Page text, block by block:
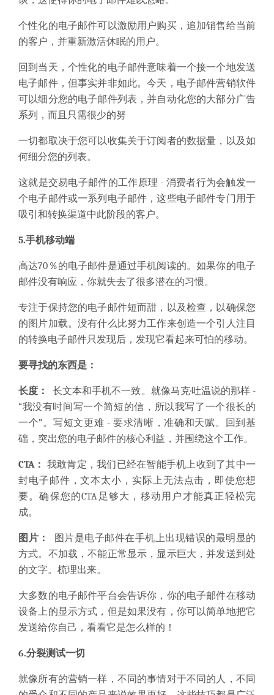
个性化的电子邮件可以激励用户购买，追加销售给当前
的客户，并重新激活休眠的用户。
回到当天，个性化的电子邮件意味着一个接一个地发送
电子邮件，但事实并非如此。今天，电子邮件营销软件
可以细分您的电子邮件列表，并自动化您的大部分广告
系列，而且只需很少的努
一切都取决于您可以收集关于订阅者的数据量，以及如
何细分您的列表。
这就是交易电子邮件的工作原理 - 消费者行为会触发一
个电子邮件或一系列电子邮件，这些电子邮件专门用于
吸引和转换渠道中此阶段的客户。
5.手机移动端
高达70％的电子邮件是通过手机阅读的。如果你的电子
邮件没有响应，你就失去了很多潜在的习惯。
专注于保持您的电子邮件短而甜，以及检查，以确保您
的图片加载。没有什么比努力工作来创造一个引人注目
的转换电子邮件只发现后，发现它看起来可怕的移动。
要寻找的东西是：
长度：
长文本和手机不一致。就像马克·吐温说的那样 -
“我没有时间写一个简短的信，所以我写了一个很长的
一个”。写短文更难 - 要求清晰，准确和天赋。回到基
础，突出您的电子邮件的核心利益，并围绕这个工作。
CTA：
我敢肯定，我们已经在智能手机上收到了其中一
封电子邮件，文本太小，实际上无法点击，即使您想
要。确保您的CTA足够大，移动用户才能真正轻松完
成。
图片：
图片是电子邮件在手机上出现错误的最明显的
方式。不加载，不能正常显示，显示巨大，并发送到处
的文字。梳理出来。
大多数的电子邮件平台会告诉你，你的电子邮件在移动
设备上的显示方式，但是如果没有，你可以简单地把它
发送给你自己，看看它是怎么样的！
6.分裂测试一切
就像所有的营销一样，不同的事情对于不同的人，不同